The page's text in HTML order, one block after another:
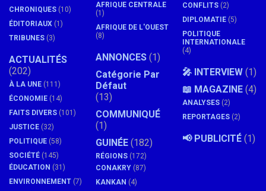
CHRONIQUES (10)
ÉDITORIAUX (1)
TRIBUNES (3)
ACTUALITÉS
(202)
À LA UNE (111)
ÉCONOMIE (14)
FAITS DIVERS (101)
JUSTICE (32)
POLITIQUE (58)
SOCIÉTÉ (145)
ÉDUCATION (31)
ENVIRONNEMENT (7)
AFRIQUE CENTRALE
(1)
AFRIQUE DE L'OUEST
(8)
ANNONCES (1)
Catégorie Par
Défaut
(13)
COMMUNIQUÉ
(1)
GUINÉE (182)
RÉGIONS (172)
CONAKRY (87)
KANKAN (4)
CONFLITS (2)
DIPLOMATIE (5)
POLITIQUE
INTERNATIONALE
(4)
🎤 INTERVIEW (1)
📖 MAGAZINE (4)
ANALYSES (2)
REPORTAGES (2)
📢 PUBLICITÉ (1)